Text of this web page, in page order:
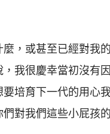
，或甚至已經對我
我很慶幸當初沒有
培育下一代的用心
對我們這些小屁孩